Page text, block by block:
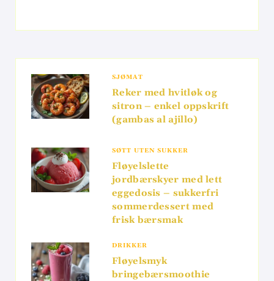
SJØMAT
Reker med hvitløk og
sitron – enkel oppskrift
(gambas al ajillo)
SØTT UTEN SUKKER
Fløyelslette
jordbærskyer med lett
eggedosis – sukkerfri
sommerdessert med
frisk bærsmak
DRIKKER
Fløyelsmyk
bringebærsmoothie